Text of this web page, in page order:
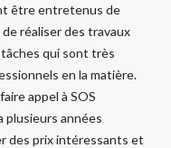
être entretenus de
réaliser des travaux
qui sont très
en la matière.
appel à SOS
plusieurs années
des prix intéressants et